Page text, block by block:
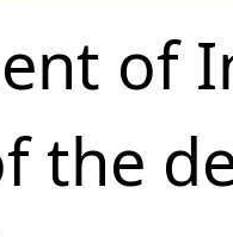
of
the